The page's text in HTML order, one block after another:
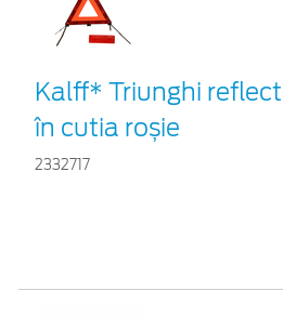
Kalff* Triunghi
în cutia roșie
2332717